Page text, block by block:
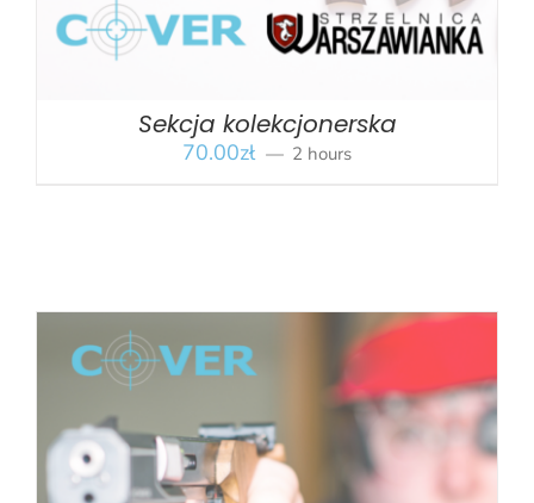
Sekcja kolekcjonerska
70.00zł 2 hours